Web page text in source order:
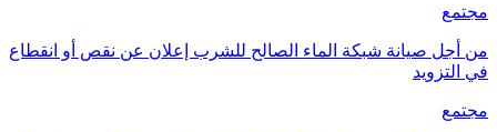
مجتمع
من أجل صيانة شبكة الماء الصالح للشرب إعلان عن نقص أو انقطاع
في التزويد
مجتمع